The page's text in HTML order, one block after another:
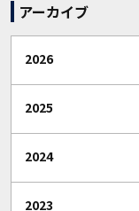
アーカイブ
2026
2025
2024
2023